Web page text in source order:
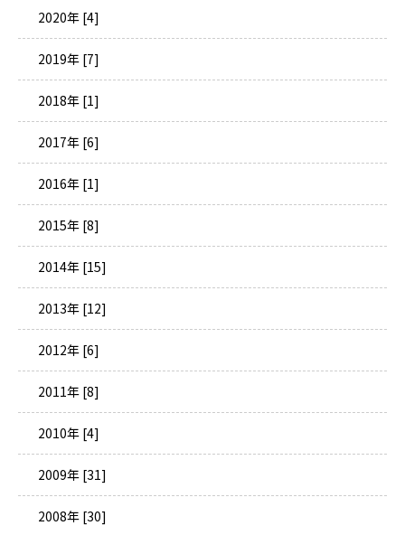
2020年 [4]
2019年 [7]
2018年 [1]
2017年 [6]
2016年 [1]
2015年 [8]
2014年 [15]
2013年 [12]
2012年 [6]
2011年 [8]
2010年 [4]
2009年 [31]
2008年 [30]